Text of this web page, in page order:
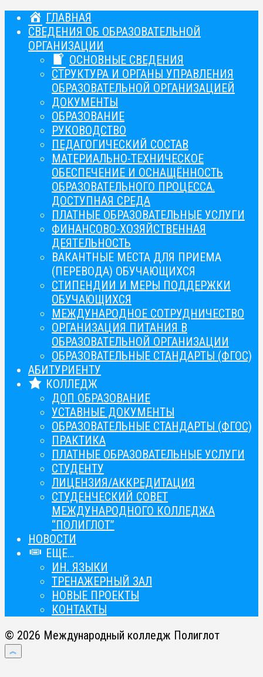
ГЛАВНАЯ
СВЕДЕНИЯ ОБ ОБРАЗОВАТЕЛЬНОЙ
ОРГАНИЗАЦИИ
ОСНОВНЫЕ СВЕДЕНИЯ
СТРУКТУРА И ОРГАНЫ УПРАВЛЕНИЯ
ОБРАЗОВАТЕЛЬНОЙ ОРГАНИЗАЦИЕЙ
ДОКУМЕНТЫ
ОБРАЗОВАНИЕ
РУКОВОДСТВО
ПЕДАГОГИЧЕСКИЙ СОСТАВ
МАТЕРИАЛЬНО-ТЕХНИЧЕСКОЕ
ОБЕСПЕЧЕНИЕ И ОСНАЩЁННОСТЬ
ОБРАЗОВАТЕЛЬНОГО ПРОЦЕССА.
ДОСТУПНАЯ СРЕДА
ПЛАТНЫЕ ОБРАЗОВАТЕЛЬНЫЕ УСЛУГИ
ФИНАНСОВО-ХОЗЯЙСТВЕННАЯ
ДЕЯТЕЛЬНОСТЬ
ВАКАНТНЫЕ МЕСТА ДЛЯ ПРИЕМА
(ПЕРЕВОДА) ОБУЧАЮЩИХСЯ
СТИПЕНДИИ И МЕРЫ ПОДДЕРЖКИ
ОБУЧАЮЩИХСЯ
МЕЖДУНАРОДНОЕ СОТРУДНИЧЕСТВО
ОРГАНИЗАЦИЯ ПИТАНИЯ В
ОБРАЗОВАТЕЛЬНОЙ ОРГАНИЗАЦИИ
ОБРАЗОВАТЕЛЬНЫЕ СТАНДАРТЫ (ФГОС)
АБИТУРИЕНТУ
КОЛЛЕДЖ
ДОП ОБРАЗОВАНИЕ
УСТАВНЫЕ ДОКУМЕНТЫ
ОБРАЗОВАТЕЛЬНЫЕ СТАНДАРТЫ (ФГОС)
ПРАКТИКА
ПЛАТНЫЕ ОБРАЗОВАТЕЛЬНЫЕ УСЛУГИ
СТУДЕНТУ
ЛИЦЕНЗИЯ/АККРЕДИТАЦИЯ
СТУДЕНЧЕСКИЙ СОВЕТ
МЕЖДУНАРОДНОГО КОЛЛЕДЖА
“ПОЛИГЛОТ”
НОВОСТИ
ЕЩЕ…
ИН. ЯЗЫКИ
ТРЕНАЖЕРНЫЙ ЗАЛ
НОВЫЕ ПРОЕКТЫ
КОНТАКТЫ
© 2026 Международный колледж Полиглот